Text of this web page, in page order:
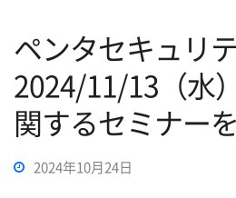
ペンタセキュリテ
2024/11/13（水
関するセミナー
2024年10月24日